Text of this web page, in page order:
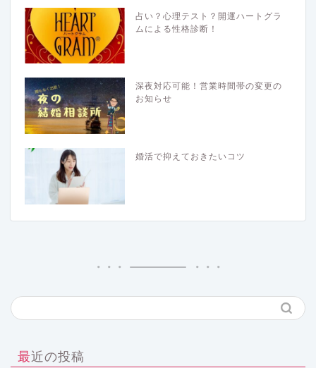
占い？心理テスト？開運ハートグラ
ムによる性格診断！
深夜対応可能！営業時間帯の変更の
お知らせ
婚活で抑えておきたいコツ
最近の投稿